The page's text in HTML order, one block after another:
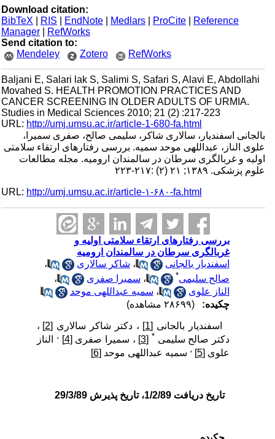
Download citation:
BibTeX
| RIS |EndNote |Medlars |ProCite |Reference
Manager
|RefWorks
Send citation to:
Mendeley
Zotero RefWorks
Baljani E, Salari lak S, Salimi S, Safari S, Alavi E, Abdollahi
Movahed S. HEALTH PROMOTION PRACTICES AND
CANCER SCREENING IN OLDER ADULTS OF URMIA.
Studies in Medical Sciences 2010; 21 (2) :217-223
URL:http://umj.umsu.ac.ir/article-1-680-fa.html
بالجانی اسفندیار، سالاری شاکر، سلیمی صالح، صفری سمیرا،
علوی الناز، عبداللهی موحد سمیه. بررسی رفتارهای ارتقاء سلامتی
اولیه و غربالگری سرطان در سالمندان ارومیه. مجله مطالعات
علوم پزشکی. ۱۳۸۹; ۲۱ (۲) :۲۱۷-۲۲۳
URL:http://umj.umsu.ac.ir/article-۱-۶۸۰-fa.html
بررسی رفتارهای ارتقاء سلامتی اولیه و
غربالگری سرطان در سالمندان ارومیه
اسفندیار بالجانی
،شاکر سالاری
،
صالح سلیمی
،سمیرا صفری
،
الناز علوی
،سمیه عبداللهی موحد
چکیده:
اسفندیار بالجانی [1] ، دکتر شاکر سالاری[2]
،
دکتر صالح سلیمی
[3] ، سمیرا صفری[4] ، الناز
علوی[5] ، سمیه عبداللهی موحد[6]
تاریخ دریافت 1/2/89، تاریخ پذیرش 29/3/89